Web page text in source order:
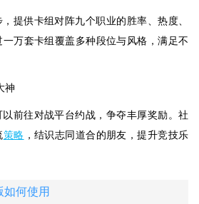
提供卡组对阵九个职业的胜率、热度、
万套卡组覆盖多种段位与风格，满足不
神
前往对战平台约战，争夺丰厚奖励。社
策略 ，结识志同道合的朋友，提升竞技乐
何使用